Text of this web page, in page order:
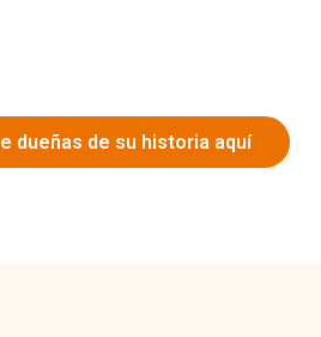
dueñas de su historia aquí